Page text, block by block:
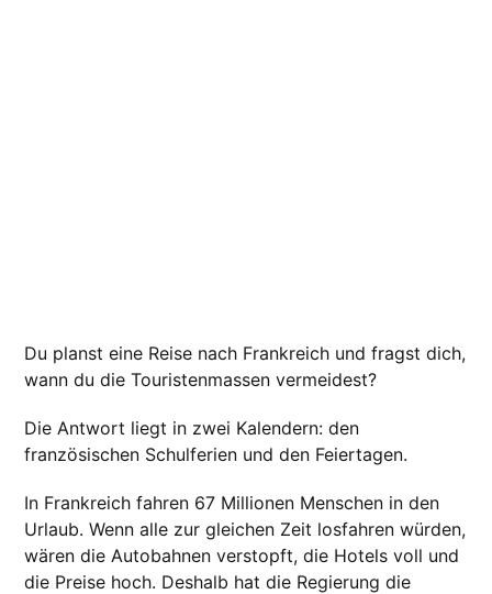
Du planst eine Reise nach Frankreich und fragst dich,
wann du die Touristenmassen vermeidest?
Die Antwort liegt in zwei Kalendern: den
französischen Schulferien und den Feiertagen.
In Frankreich fahren 67 Millionen Menschen in den
Urlaub. Wenn alle zur gleichen Zeit losfahren würden,
wären die Autobahnen verstopft, die Hotels voll und
die Preise hoch. Deshalb hat die Regierung die